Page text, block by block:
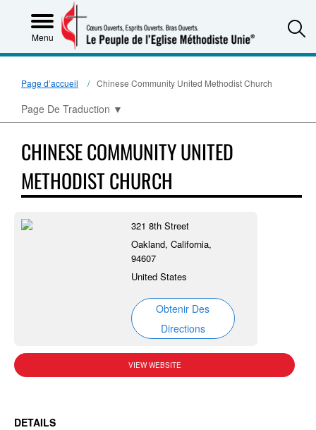
Menu
Page d’accueil Chinese Community United Methodist Church
Page De Traduction ▼
CHINESE COMMUNITY UNITED
METHODIST CHURCH
321 8th Street
Oakland, California,
94607
United States
Obtenir Des
Directions
VIEW WEBSITE
DETAILS